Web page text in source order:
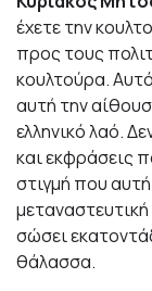
έχετε την
προς τους
κουλτούρα.
αυτή την
ελληνικό λαό.
και εκφράσεις
στιγμή που
σώσει
θάλασσα.